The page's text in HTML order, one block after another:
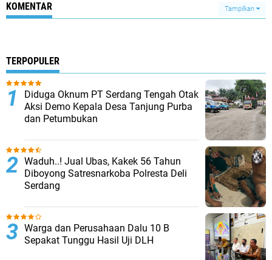
KOMENTAR Tampilkan
TERPOPULER
Diduga Oknum PT Serdang Tengah Otak
Aksi Demo Kepala Desa Tanjung Purba
dan Petumbukan
Waduh..! Jual Ubas, Kakek 56 Tahun
Diboyong Satresnarkoba Polresta Deli
Serdang
Warga dan Perusahaan Dalu 10 B
Sepakat Tunggu Hasil Uji DLH